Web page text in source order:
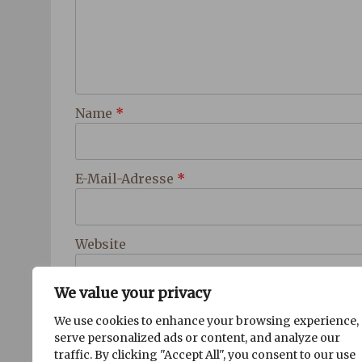
We value your privacy
We use cookies to enhance your browsing experience,
serve personalized ads or content, and analyze our
traffic. By clicking "Accept All", you consent to our use
Name *
E-Mail-Adresse *
Website